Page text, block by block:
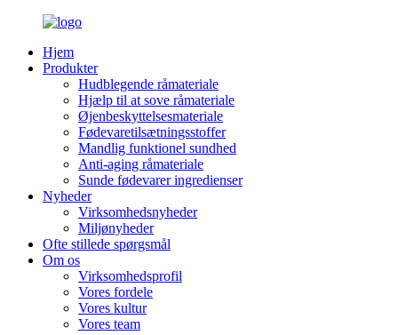
Hjem
Produkter
Hudblegende råmateriale
Hjælp til at sove råmateriale
Øjenbeskyttelsesmateriale
Fødevaretilsætningsstoffer
Mandlig funktionel sundhed
Anti-aging råmateriale
Sunde fødevarer ingredienser
Nyheder
Virksomhedsnyheder
Miljønyheder
Ofte stillede spørgsmål
Om os
Virksomhedsprofil
Vores fordele
Vores kultur
Vores team